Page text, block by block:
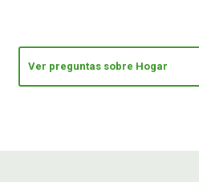
Ver preguntas sobre Hogar